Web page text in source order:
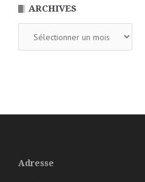
ARCHIVES
Adresse